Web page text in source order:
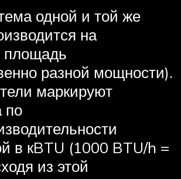
одной и той же
на
площадь
разной мощности).
маркируют
по
в кBTU (1000 BTU/h =
из этой